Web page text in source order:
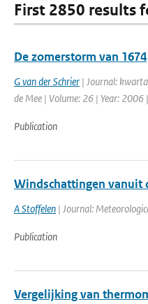
First 2850 results
De zomerstorm van 1674
G van der Schrier | Journal:
de Mee | Volume: 26 | Year:
Publication
Windschattingen vanuit
A Stoffelen | Journal:
Publication
Vergelijking van